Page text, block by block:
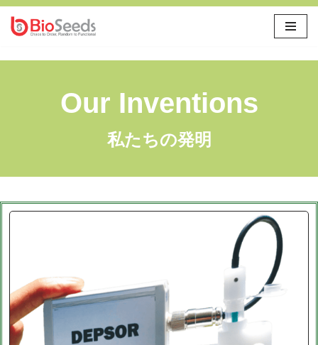
Skip
Our Inventions
私たちの発明